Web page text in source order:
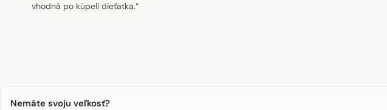
vhodná po kúpeli dieťatka.“
Nemáte svoju veľkosť?